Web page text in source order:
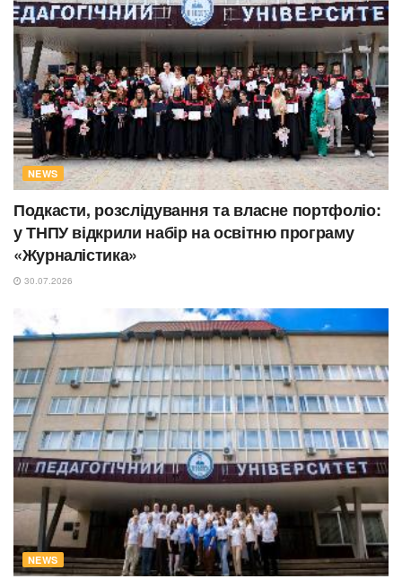
NEWS
Подкасти, розслідування та власне портфоліо:
у ТНПУ відкрили набір на освітню програму
«Журналістика»
30.07.2026
NEWS